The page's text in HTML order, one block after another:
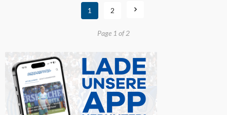
1 2
Page 1 of 2